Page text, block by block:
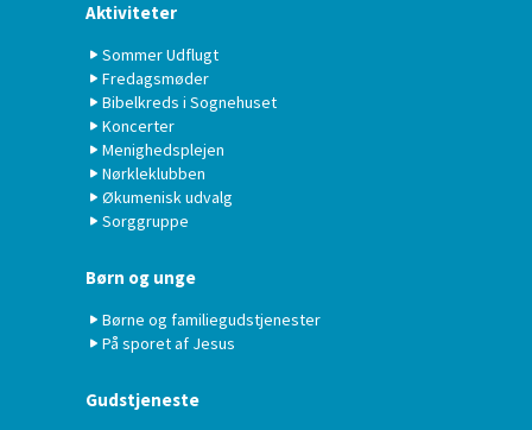
Aktiviteter
Sommer Udflugt
Fredagsmøder
Bibelkreds i Sognehuset
Koncerter
Menighedsplejen
Nørkleklubben
Økumenisk udvalg
Sorggruppe
Børn og unge
Børne og familiegudstjenester
På sporet af Jesus
Gudstjeneste